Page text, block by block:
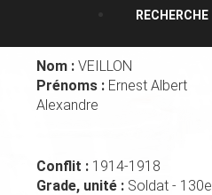
RECHERCHE
Nom : VEILLON
Prénoms : Ernest Albert
Alexandre
Conflit : 1914-1918
Grade, unité : Soldat - 130e